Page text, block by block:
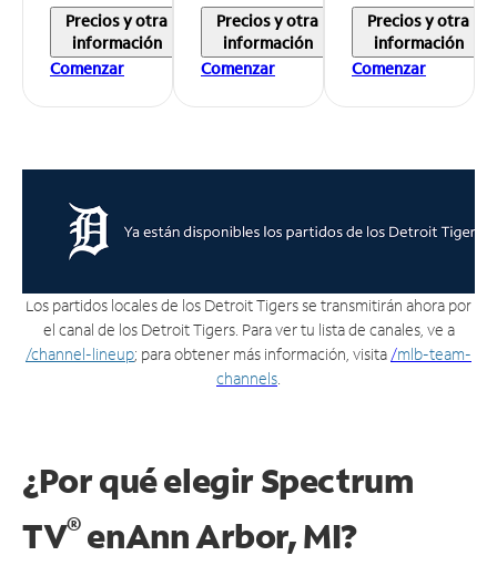
Precios y otra
información
Comenzar
Precios y otra
información
Comenzar
Precios y otra
información
Comenzar
Los partidos locales de los Detroit Tigers se transmitirán ahora por
el canal de los Detroit Tigers. Para ver tu lista de canales, ve a
/channel-lineup; para obtener más información, visita /mlb-team-
channels
¿Por qué elegir Spectrum
TV®enAnn Arbor, MI?